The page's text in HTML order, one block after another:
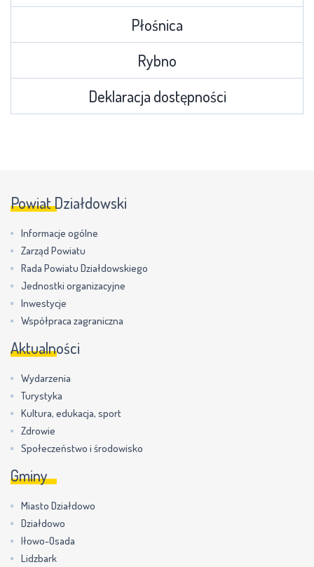
Płośnica
Rybno
Deklaracja dostępności
Powiat Działdowski
Informacje ogólne
Zarząd Powiatu
Rada Powiatu Działdowskiego
Jednostki organizacyjne
Inwestycje
Współpraca zagraniczna
Aktualności
Wydarzenia
Turystyka
Kultura, edukacja, sport
Zdrowie
Społeczeństwo i środowisko
Gminy
Miasto Działdowo
Działdowo
Iłowo-Osada
Lidzbark